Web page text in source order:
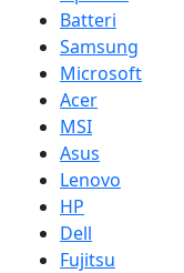
Batteri
Samsung
Microsoft
Acer
MSI
Asus
Lenovo
HP
Dell
Fujitsu